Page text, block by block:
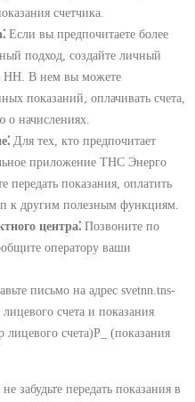
счетчика.
Если вы предпочитаете более
подход, создайте личный
НН. В нем вы можете
показаний, оплачивать счета,
о начислениях.
Для тех, кто предпочитает
приложение ТНС Энерго
показания, оплатить
к другим полезным функциям.
центра⁚ Позвоните по
оператору ваши
письмо на адрес svetnn.tns-
счета и показания
лицевого счета)P_ (показания
забудьте передать показания в